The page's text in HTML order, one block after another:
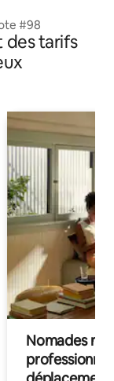
#98
des tarifs
Nomades